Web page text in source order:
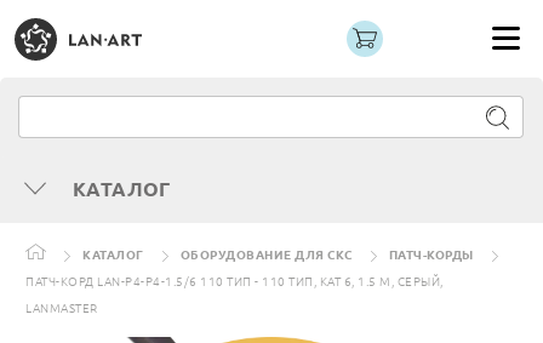
КАТАЛОГ
КАТАЛОГ ОБОРУДОВАНИЕ ДЛЯ СКС
ПАТЧ-КОРДЫ
ПАТЧ-КОРД LAN-P4-P4-1.5/6 110 ТИП - 110 ТИП, КАТ 6, 1.5 М, СЕРЫЙ,
LANMASTER